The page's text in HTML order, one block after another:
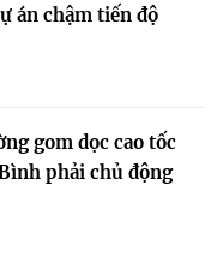
án chậm tiến độ
gom dọc cao tốc
phải chủ động